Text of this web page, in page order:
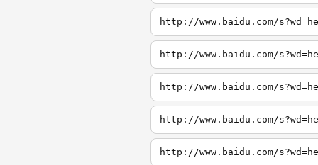
http://www.baidu.com/
http://www.baidu.com/
http://www.baidu.com/
http://www.baidu.com/
http://www.baidu.com/